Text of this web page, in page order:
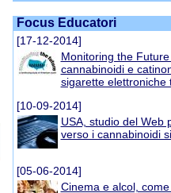
Fattori predittivi
neuroimaging
[25-08-2016]
Come si formano i
nel cervello
[17-08-2016]
nell’insorgere della
Focus Educatori
[17-12-2014]
Monitoring the
cannabinoidi e
sigarette elettroniche
[10-09-2014]
USA, studio del Web
verso i cannabinoidi
[05-06-2014]
Cinema e alcol,